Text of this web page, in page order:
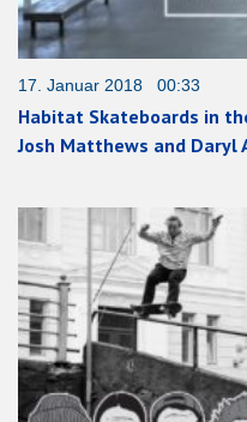
17. Januar 2018 00:33
Habitat Skateboards in
Josh Matthews and Daryl